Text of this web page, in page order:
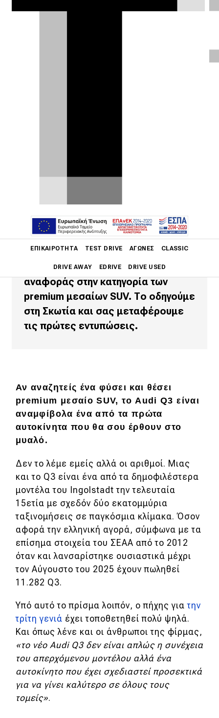
ΕΠΙΚΑΙΡΌΤΗΤΑ TEST DRIVE ΑΓΏΝΕΣ CLASSIC
DRIVE AWAY EDRIVE DRIVE USED
Main navigation
Επικαιρότητα
Νέα μοντέλα
Τεχνολογία
Ασφάλεια
Αγορά
Test Drive
Δοκιμή
Αποστολή
Συγκρίνουμε
Αγώνες
Formula 1
WRC
Motorsport
Eco
Νέα
Δοκιμάζουμε στη Σκωτία
Με αλλαγές ουσίας, βελτιώσεις
εκεί που έπρεπε και ακόμα πιο
όμορφη εμφάνιση, το νέο Audi Q3
αποδεικνύει γιατί θεωρείται σημείο
αναφοράς στην κατηγορία των
premium μεσαίων SUV. Το οδηγούμε
στη Σκωτία και σας μεταφέρουμε
τις πρώτες εντυπώσεις.
Αν αναζητείς ένα φύσει και θέσει
premium μεσαίο SUV, το Audi Q3 είναι
αναμφίβολα ένα από τα πρώτα
αυτοκίνητα που θα σου έρθουν στο
μυαλό.
Δεν το λέμε εμείς αλλά οι αριθμοί. Mιας
και το Q3 είναι ένα από τα δημοφιλέστερα
μοντέλα του Ingolstadt την τελευταία
15ετία με σχεδόν δύο εκατομμύρια
ταξινομήσεις σε παγκόσμια κλίμακα. Όσον
αφορά την ελληνική αγορά, σύμφωνα με τα
επίσημα στοιχεία του ΣΕΑΑ από το 2012
όταν και λανσαρίστηκε ουσιαστικά μέχρι
τον Αύγουστο του 2025 έχουν πωληθεί
11.282 Q3.
Υπό αυτό το πρίσμα λοιπόν, ο πήχης γιατην
τρίτη γενιά έχει τοποθετηθεί πολύ ψηλά.
Και όπως λένε και οι άνθρωποι της φίρμας,
«το νέο Audi Q3 δεν είναι απλώς η συνέχεια
του απερχόμενου μοντέλου αλλά ένα
αυτοκίνητο που έχει σχεδιαστεί προσεκτικά
για να γίνει καλύτερο σε όλους τους
τομείς».